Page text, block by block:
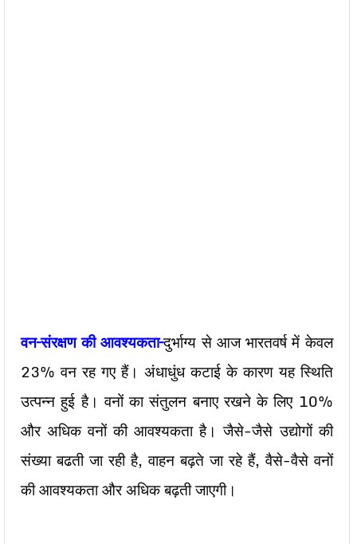
वन–संरक्षण की आवश्यकता–दुर्भाग्य से आज भारतवर्ष में केवल
23% वन रह गए हैं। अंधाधुंध कटाई के कारण यह स्थिति
उत्पन्न हुई है। वनों का संतुलन बनाए रखने के लिए 10%
और अधिक वनों की आवश्यकता है। जैसे-जैसे उद्योगों की
संख्या बढती जा रही है, वाहन बढ़ते जा रहे हैं, वैसे-वैसे वनों
की आवश्यकता और अधिक बढ़ती जाएगी।